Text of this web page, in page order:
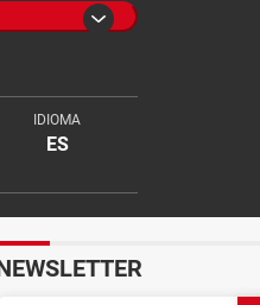
IDIOMA
ES